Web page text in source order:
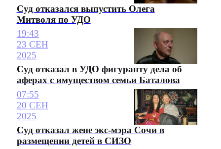
Суд отказался выпустить Олега
Митволя по УДО
19:43
23 СЕН
2025
Суд отказал в УДО фигуранту дела об
аферах с имуществом семьи Баталова
07:55
20 СЕН
2025
Суд отказал жене экс-мэра Сочи в
размещении детей в СИЗО